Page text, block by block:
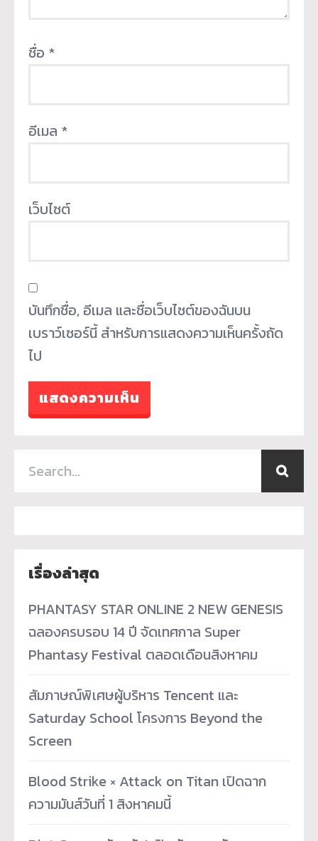
ชื่อ *
อีเมล *
เว็บไซต์
บันทึกชื่อ, อีเมล และชื่อเว็บไซต์ของฉันบน
เบราว์เซอร์นี้ สำหรับการแสดงความเห็นครั้งถัด
ไป
เรื่องล่าสุด
PHANTASY STAR ONLINE 2 NEW GENESIS
ฉลองครบรอบ 14 ปี จัดเทศกาล Super
Phantasy Festival ตลอดเดือนสิงหาคม
สัมภาษณ์พิเศษผู้บริหาร Tencent และ
Saturday School โครงการ Beyond the
Screen
Blood Strike × Attack on Titan เปิดฉาก
ความมันส์วันที่ 1 สิงหาคมนี้